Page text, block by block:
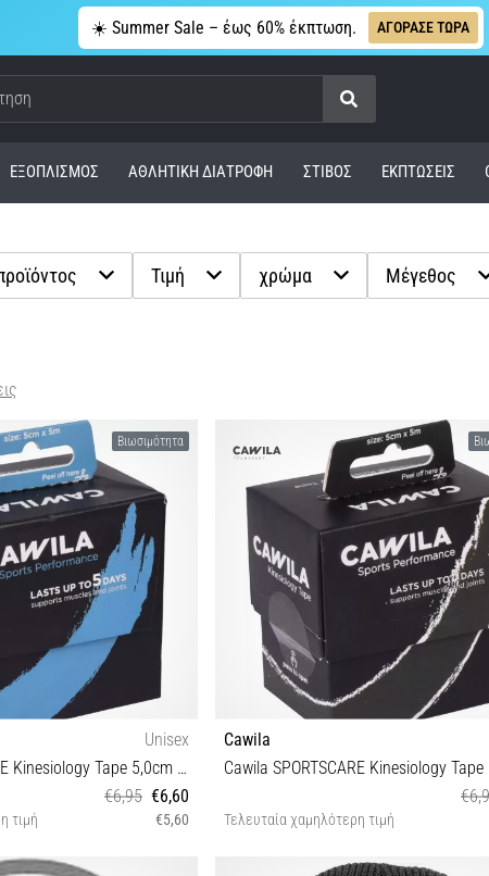
☀️ Summer Sale – έως 60% έκπτωση. ΑΓΟΡΑΣΕ ΤΩΡΑ
Αναζήτηση
ΕΞΟΠΛΙΣΜΌΣ ΑΘΛΗΤΙΚΉ ΔΙΑΤΡΟΦΉ ΣΤΊΒΟΣ ΕΚΠΤΩΣΕΙΣ
Τιμή χρώμα Μέγεθος
Βιωσιμότητα
Unisex
Cawila SPORTSCARE Kinesiology Tape 5,0cm x 5m |
€6,95 €6,60
τιμή €5,60
Cawila
Τελευταία χαμηλότερη τιμή